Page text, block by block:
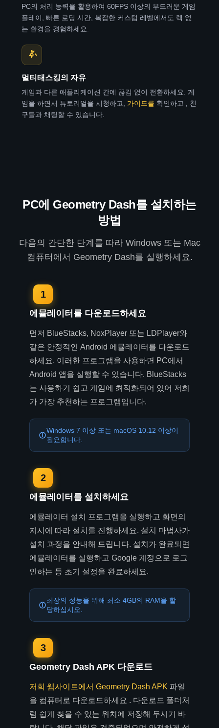
PC의 처리 능력을 활용하여 60FPS 이상의 부드러운 게임
플레이, 빠른 로딩 시간, 복잡한 커스텀 레벨에서도 렉 없
는 환경을 경험하세요.
멀티태스킹의 자유
게임과 다른 애플리케이션 간에 끊김 없이 전환하세요. 게
임을 하면서 튜토리얼을 시청하고, 가이드를 확인하고 , 친
구들과 채팅할 수 있습니다.
PC에 Geometry Dash를 설치하는
방법
다음의 간단한 단계를 따라 Windows 또는 Mac
컴퓨터에서 Geometry Dash를 실행하세요.
1
에뮬레이터를 다운로드하세요
먼저 BlueStacks, NoxPlayer 또는 LDPlayer와
같은 안정적인 Android 에뮬레이터를 다운로드
하세요. 이러한 프로그램을 사용하면 PC에서
Android 앱을 실행할 수 있습니다. BlueStacks
는 사용하기 쉽고 게임에 최적화되어 있어 저희
가 가장 추천하는 프로그램입니다.
Windows 7 이상 또는 macOS 10.12 이상이
필요합니다.
2
에뮬레이터를 설치하세요
에뮬레이터 설치 프로그램을 실행하고 화면의
지시에 따라 설치를 진행하세요. 설치 마법사가
설치 과정을 안내해 드립니다. 설치가 완료되면
에뮬레이터를 실행하고 Google 계정으로 로그
인하는 등 초기 설정을 완료하세요.
최상의 성능을 위해 최소 4GB의 RAM을 할
당하십시오.
3
Geometry Dash APK 다운로드
저희 웹사이트에서 Geometry Dash APK 파일
을 컴퓨터로 다운로드하세요 . 다운로드 폴더처
럼 쉽게 찾을 수 있는 위치에 저장해 두시기 바